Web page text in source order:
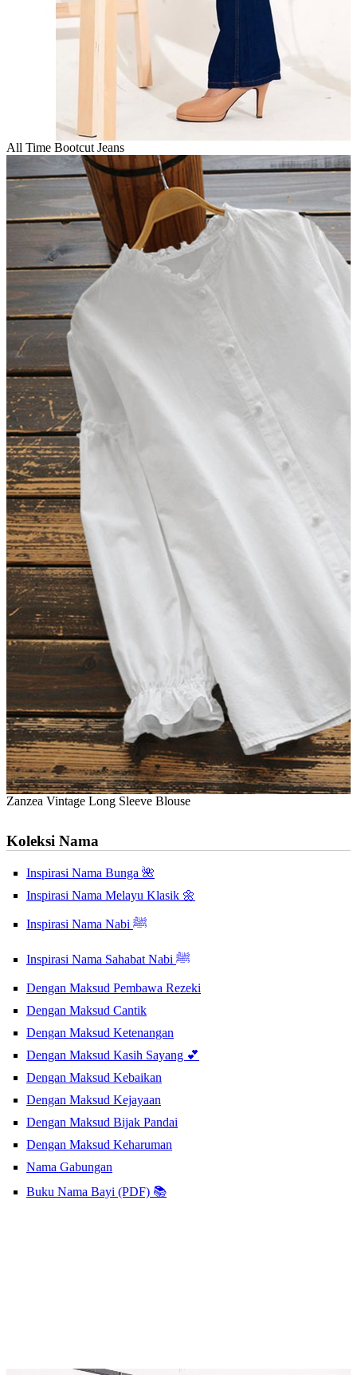
All Time Bootcut Jeans
Zanzea Vintage Long Sleeve Blouse
Koleksi Nama
Inspirasi Nama Bunga 🌺
Inspirasi Nama Melayu Klasik 🌼
Inspirasi Nama Nabi ﷺ
Inspirasi Nama Sahabat Nabi ﷺ
Dengan Maksud Pembawa Rezeki
Dengan Maksud Cantik
Dengan Maksud Ketenangan
Dengan Maksud Kasih Sayang 💕
Dengan Maksud Kebaikan
Dengan Maksud Kejayaan
Dengan Maksud Bijak Pandai
Dengan Maksud Keharuman
Nama Gabungan
Buku Nama Bayi (PDF) 📚